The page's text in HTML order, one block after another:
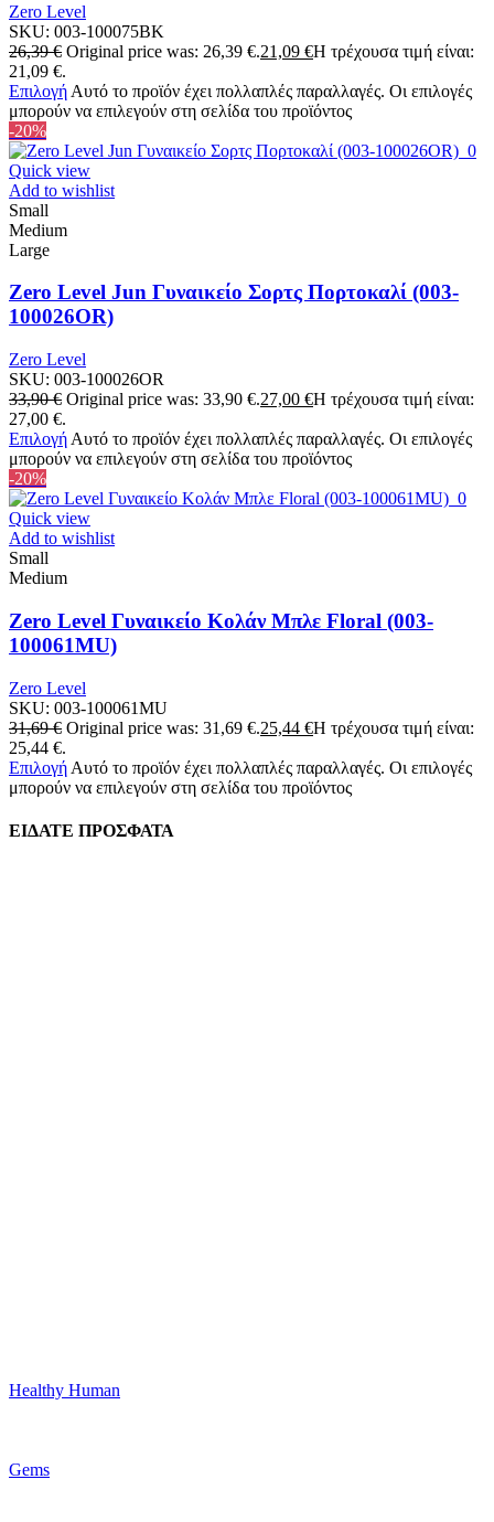
Zero Level
SKU: 003-100075BK
26,39€ Original price was: 26,39 €.21,09 €Η τρέχουσα τιμή είναι:
21,09 €.
Επιλογή Αυτό το προϊόν έχει πολλαπλές παραλλαγές. Οι επιλογές
μπορούν να επιλεγούν στη σελίδα του προϊόντος
-20%
Quick view
Add to wishlist
Small
Medium
Large
Zero Level Jun Γυναικείο Σορτς Πορτοκαλί (003-
100026OR)
Zero Level
SKU: 003-100026OR
33,90€ Original price was: 33,90 €.27,00 €Η τρέχουσα τιμή είναι:
27,00 €.
Επιλογή Αυτό το προϊόν έχει πολλαπλές παραλλαγές. Οι επιλογές
μπορούν να επιλεγούν στη σελίδα του προϊόντος
-20%
Quick view
Add to wishlist
Small
Medium
Zero Level Γυναικείο Κολάν Μπλε Floral (003-
100061MU)
Zero Level
SKU: 003-100061MU
31,69€ Original price was: 31,69 €.25,44 €Η τρέχουσα τιμή είναι:
25,44 €.
Επιλογή Αυτό το προϊόν έχει πολλαπλές παραλλαγές. Οι επιλογές
μπορούν να επιλεγούν στη σελίδα του προϊόντος
ΕΙΔΑΤΕ ΠΡΟΣΦΑΤΑ
Healthy Human
Gems